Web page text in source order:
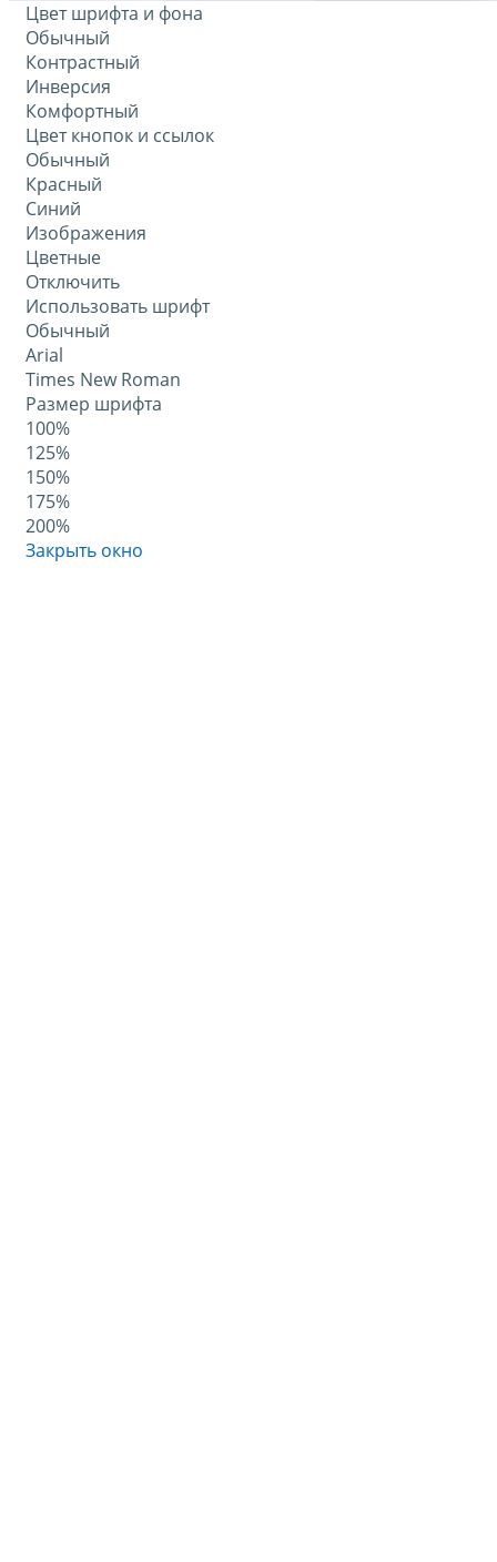
Цвет шрифта и фона
Обычный
Контрастный
Инверсия
Комфортный
Цвет кнопок и ссылок
Обычный
Красный
Синий
Изображения
Цветные
Отключить
Использовать шрифт
Обычный
Arial
Times New Roman
Размер шрифта
100%
125%
150%
175%
200%
Закрыть окно